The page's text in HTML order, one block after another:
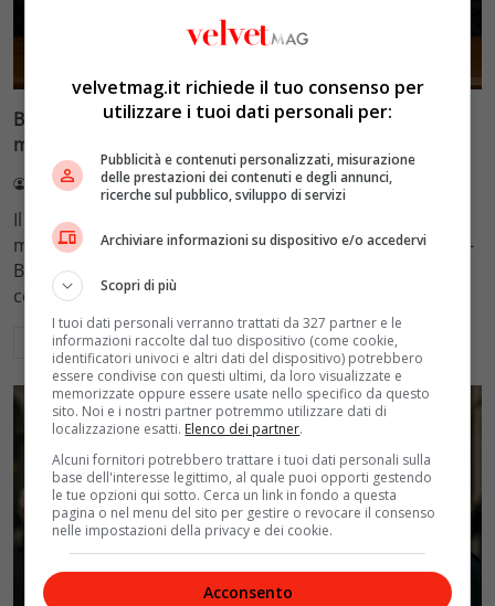
Blasi vs Totti: il giudice riduce l’assegno di
mantenimento a 10.900 euro
Redazione VelvetMAG 4 Agosto 2026
Il Tribunale di Roma ha fissato l'assegno di
mantenimento figli a 10.900 euro mensili nel caso Totti-
Blasi, respingendo la richiesta di 20mila euro della
conduttrice.
Leggi di più
velvetmag.it richiede il tuo consenso per
utilizzare i tuoi dati personali per:
Pubblicità e contenuti personalizzati, misurazione
delle prestazioni dei contenuti e degli annunci,
ricerche sul pubblico, sviluppo di servizi
Archiviare informazioni su dispositivo e/o accedervi
Scopri di più
I tuoi dati personali verranno trattati da 327 partner e le
informazioni raccolte dal tuo dispositivo (come cookie,
identificatori univoci e altri dati del dispositivo) potrebbero
essere condivise con questi ultimi, da loro visualizzate e
memorizzate oppure essere usate nello specifico da questo
sito. Noi e i nostri partner potremmo utilizzare dati di
localizzazione esatti. Elenco dei partner.
Alcuni fornitori potrebbero trattare i tuoi dati personali sulla
base dell'interesse legittimo, al quale puoi opporti gestendo
le tue opzioni qui sotto. Cerca un link in fondo a questa
pagina o nel menu del sito per gestire o revocare il consenso
nelle impostazioni della privacy e dei cookie.
Acconsento